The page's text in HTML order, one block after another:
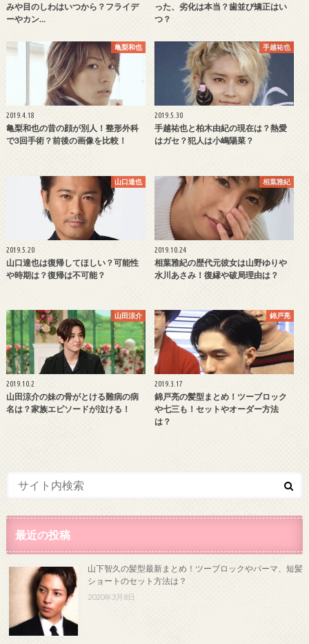
みや目のしわはいつから？フライデ
ーやカン…
った、劣化は本当？歯並び矯正はい
つ？
亀梨和也
2019.4.18
亀梨和也の昔の顔が別人！整形外科
で3回手術？前後の画像を比較！
手越祐也
2019.5.30
手越祐也と柏木由紀の現在は？熱愛
はガセ？犯人は小嶋陽菜？
山口達也
2019.5.20
山口達也は復帰してほしい？可能性
や時期は？復帰は不可能？
相葉雅紀
2019.10.24
相葉雅紀の歴代元彼女は山野ゆりや
水川あさみ！復縁や破局理由は？
山田涼介
2019.10.2
山田涼介の妹の骨がとける難病の病
名は？家族エピソードが泣ける！
錦戸亮
2019.3.17
錦戸亮の髪型まとめ！ツーブロック
や七三も！セットやオーダー方法
は？
最近の投稿
山下智久の髪型最新まとめ！ツーブロックやパーマ、短髪
ショートのセット方法は？
2020年3月8日